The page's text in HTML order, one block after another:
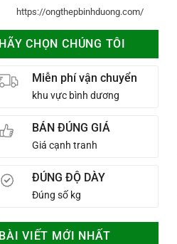
https://ongthepbinhduong.com/
HÃY CHỌN CHÚNG TÔI
Miễn phí vận chuyển
khu vực bình dương
BÁN ĐÚNG GIÁ
Giá cạnh tranh
ĐÚNG ĐỘ DÀY
Đúng số kg
BÀI VIẾT MỚI NHẤT